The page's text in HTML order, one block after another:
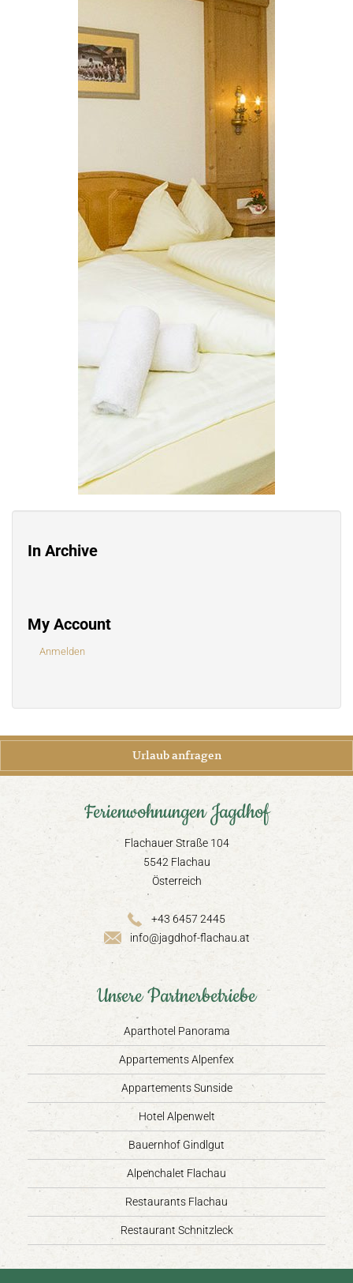
In Archive
My Account
Anmelden
Urlaub anfragen
Ferienwohnungen Jagdhof
Flachauer Straße 104
5542 Flachau
Österreich
+43 6457 2445
info@jagdhof-flachau.at
Unsere Partnerbetriebe
Aparthotel Panorama
Appartements Alpenfex
Appartements Sunside
Hotel Alpenwelt
Bauernhof Gindlgut
Alpenchalet Flachau
Restaurants Flachau
Restaurant Schnitzleck